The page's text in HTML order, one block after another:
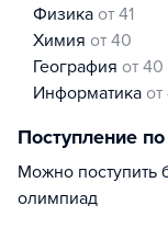
физика от 41
химия от 40
география от 40
информатика
Поступление
Можно поступить
олимпиад